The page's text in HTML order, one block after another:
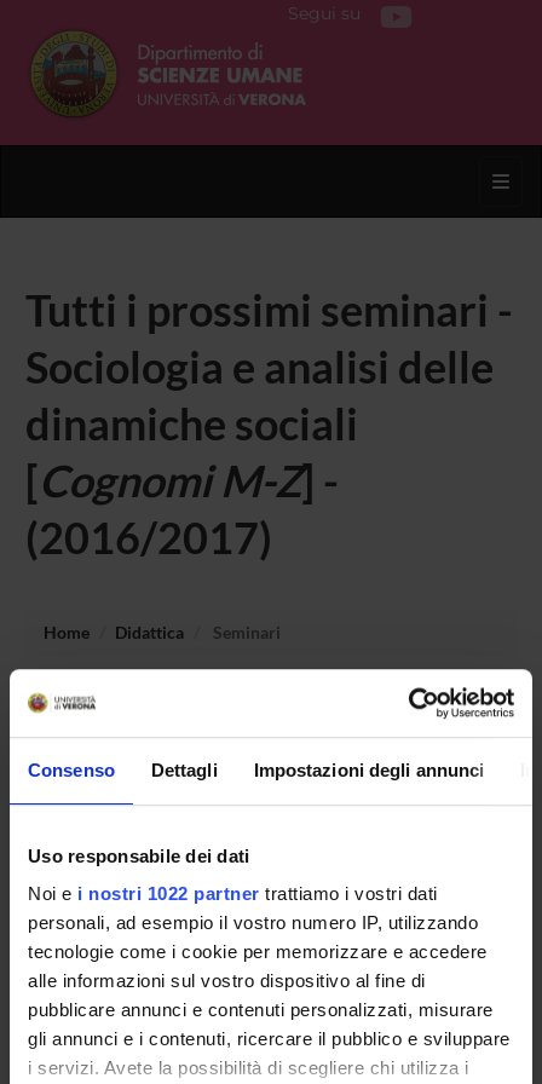
Consenso Dettagli Impostazioni degli annunci
Uso responsabile dei dati
Noi e i nostri 1022 partner trattiamo i vostri dati
personali, ad esempio il vostro numero IP, utilizzando
tecnologie come i cookie per memorizzare e accedere
alle informazioni sul vostro dispositivo al fine di
pubblicare annunci e contenuti personalizzati, misurare
gli annunci e i contenuti, ricercare il pubblico e sviluppare
i servizi. Avete la possibilità di scegliere chi utilizza i
Segui su
Tutti i prossimi seminari -
Sociologia e analisi delle
dinamiche sociali
[Cognomi M-Z] -
(2016/2017)
Home Didattica Seminari
Non è stato trovato alcun seminario relativo
all'insegnamento Sociologia e analisi delle dinamiche
sociali.
OFFERTA FORMATIVA
CORSI DI STUDIO
DOTTORATI, MASTER E FORMAZIONE SUPERIORE
Contatti
Persone